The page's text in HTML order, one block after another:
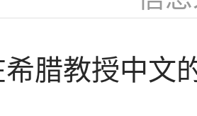
希腊教授中文